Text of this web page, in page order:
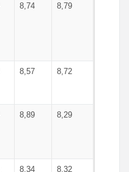
8,74 8,79
8,57 8,72
8,89 8,29
8,34 8,32